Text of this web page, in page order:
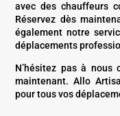
avec des chauffeurs
Réservez dès
également notre
déplacements
N’hésitez pas à
maintenant. Allo
pour tous vos